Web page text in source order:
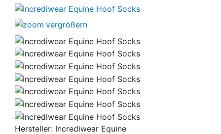
vergrößern
Hersteller: Incrediwear Equine